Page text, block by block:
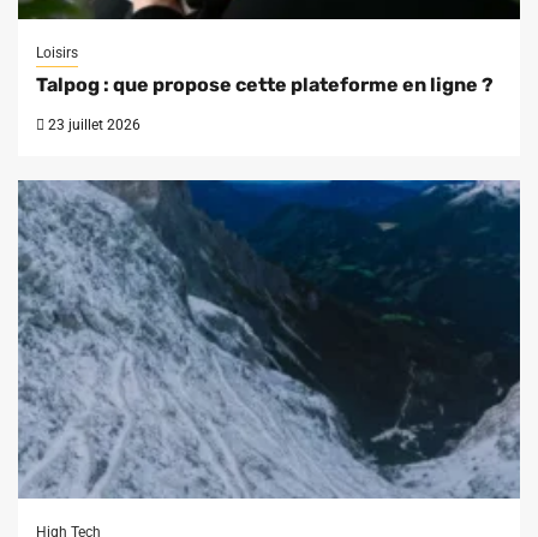
Loisirs
Talpog : que propose cette plateforme en ligne ?
23 juillet 2026
High Tech